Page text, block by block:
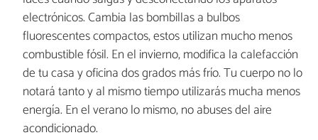
electrónicos. Cambia las bombillas a bulbos
fluorescentes compactos, estos utilizan mucho menos
combustible fósil. En el invierno, modifica la calefacción
de tu casa y oficina dos grados más frío. Tu cuerpo no lo
notará tanto y al mismo tiempo utilizarás mucha menos
energía. En el verano lo mismo, no abuses del aire
acondicionado.